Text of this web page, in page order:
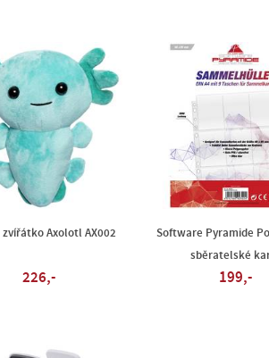
zvířátko Axolotl AX002
226,-
Software Pyramide
sběratelské
199,-